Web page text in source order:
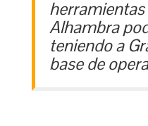
Alhambra
teniendo a
base de